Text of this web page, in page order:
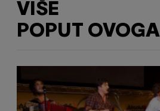
VIŠE
POPUT OVOGA